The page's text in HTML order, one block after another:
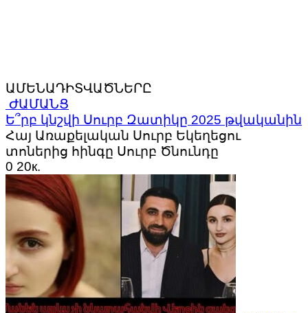
ԱՄԵՆԱԴԻՏՎԱԾՆԵՐԸ
ԺԱՄԱՆՑ
Ե՞րբ կնշվի Սուրբ Զատիկը 2025 թվականին
Հայ Առաքելական Սուրբ Եկեղեցու
տոներից հինգը Սուրբ Ծնունդը
0 20к.